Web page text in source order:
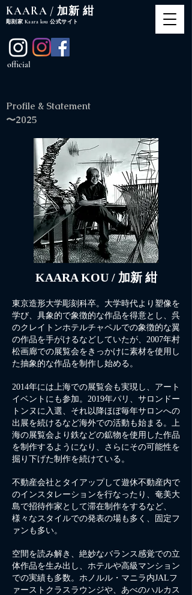
​KAARA / 加新 紺
​彫刻家 Kaara kou 公式サイト
official
Profile & Statement
〜2025
KAARA KOU / 加新 紺
​東京造形大学彫刻科卒。大学時代より塑像を
学び、具象的で象徴的な作品を得意とし、呉
のクレイトンホテルチャペルでの象徴的な翼
の作品を手がけるなどしていたが、2007年村
松画廊での展覧会をきっかけに素材を使用し
た抽象的な作品を制作し始める。
2014年には上海での展覧会も実現し、アート
イベントにも参加。2019年パリ、サロンドー
トンヌに入選、それ以降ほぼ毎年サロンへの
出展を続けるなど海外での活動も始まる。上
海の展覧会より鉄などの鉱物を使用した作品
を制作するようになり、さらにその可能性を
掘り下げた制作を続けている。
不動産会社とタイアップして遊休不動産内で
のインスタレーションを行なったり、奄美大
島で招待作家として滞在制作をするなど、
様々なスタイルでの発表の場も多く、固定フ
ァンも多い。
空間を読み解き、絶妙なバランス感覚での立
体作品を生み出し、ホテルや高級マンション
での実績も多数。ホノルル・マニラ内JALフ
ァーストクラスラウンジや、あべのハルカス